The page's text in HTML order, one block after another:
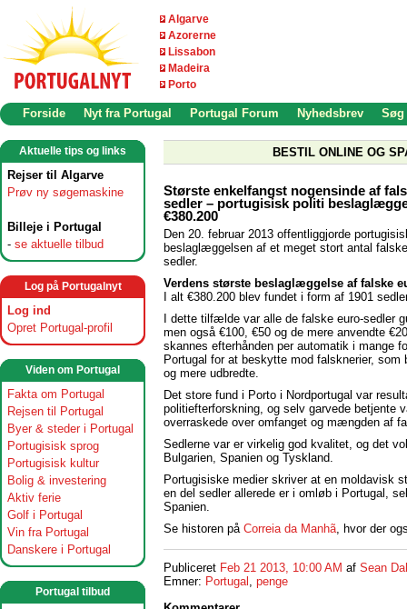
Algarve
Azorerne
Lissabon
Madeira
Porto
Forside Nyt fra Portugal Portugal Forum Nyhedsbrev Søg
Aktuelle tips og links
Rejser til Algarve
Prøv ny søgemaskine
Billeje i Portugal
- se aktuelle tilbud
Log på Portugalnyt
Log ind
Opret Portugal-profil
Viden om Portugal
Fakta om Portugal
Rejsen til Portugal
Byer & steder i Portugal
Portugisisk sprog
Portugisisk kultur
Bolig & investering
Aktiv ferie
Golf i Portugal
Vin fra Portugal
Danskere i Portugal
Portugal tilbud
BESTIL ONLINE OG
Største enkelfangst nogensinde af
sedler – portugisisk politi
€380.200
Den 20. februar 2013 offentliggjorde
beslaglæggelsen af et meget stort antal
sedler.
Verdens største beslaglæggelse af falske
I alt €380.200 blev fundet i form af 1901
I dette tilfælde var alle de falske euro-sedler
men også €100, €50 og de mere anvendte
skannes efterhånden per automatik i mange
Portugal for at beskytte mod falsknerier, som
og mere udbredte.
Det store fund i Porto i Nordportugal var
politiefterforskning, og selv garvede betjente
overraskede over omfanget og mængden af
Sedlerne var er virkelig god kvalitet, og det
Bulgarien, Spanien og Tyskland.
Portugisiske medier skriver at en moldavisk
en del sedler allerede er i omløb i Portugal,
Spanien.
Se historen på Correia da Manhã , hvor der
Publiceret Feb 21 2013, 10:00 AM af Sean
Emner: Portugal , penge